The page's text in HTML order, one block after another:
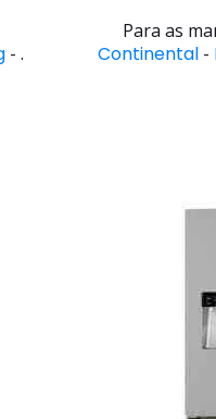
- .
Para as
Continental -